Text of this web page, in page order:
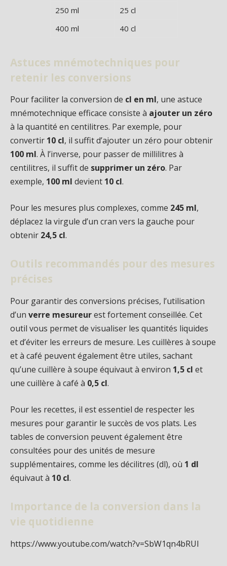
250 ml
25 cl
400 ml
40 cl
Astuces mnémotechniques pour
retenir les conversions
Pour faciliter la conversion de cl en ml, une astuce
mnémotechnique efficace consiste à ajouter un zéro
à la quantité en centilitres. Par exemple, pour
convertir 10 cl, il suffit d’ajouter un zéro pour obtenir
100 ml. À l’inverse, pour passer de millilitres à
centilitres, il suffit de supprimer un zéro. Par
exemple, 100 ml devient 10 cl.
Pour les mesures plus complexes, comme 245 ml,
déplacez la virgule d’un cran vers la gauche pour
obtenir 24,5 cl.
Outils recommandés pour des mesures
précises
Pour garantir des conversions précises, l’utilisation
d’un verre mesureurest fortement conseillée. Cet
outil vous permet de visualiser les quantités liquides
et d’éviter les erreurs de mesure. Les cuillères à soupe
et à café peuvent également être utiles, sachant
qu’une cuillère à soupe équivaut à environ 1,5 cl et
une cuillère à café à 0,5 cl.
Pour les recettes, il est essentiel de respecter les
mesures pour garantir le succès de vos plats. Les
tables de conversion peuvent également être
consultées pour des unités de mesure
supplémentaires, comme les décilitres (dl), où 1 dl
équivaut à 10 cl.
Importance de la conversion dans la
vie quotidienne
https://www.youtube.com/watch?v=SbW1qn4bRUI